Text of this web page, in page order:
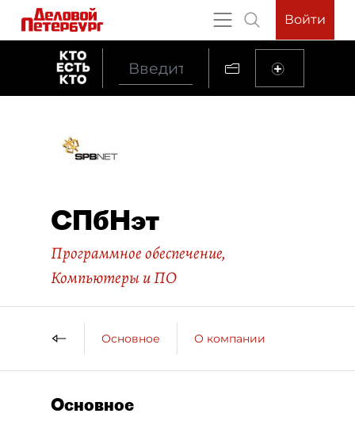
Войти
СПбНэт
Программное обеспечение,
Компьютеры и ПО
Основное О компании
Основное